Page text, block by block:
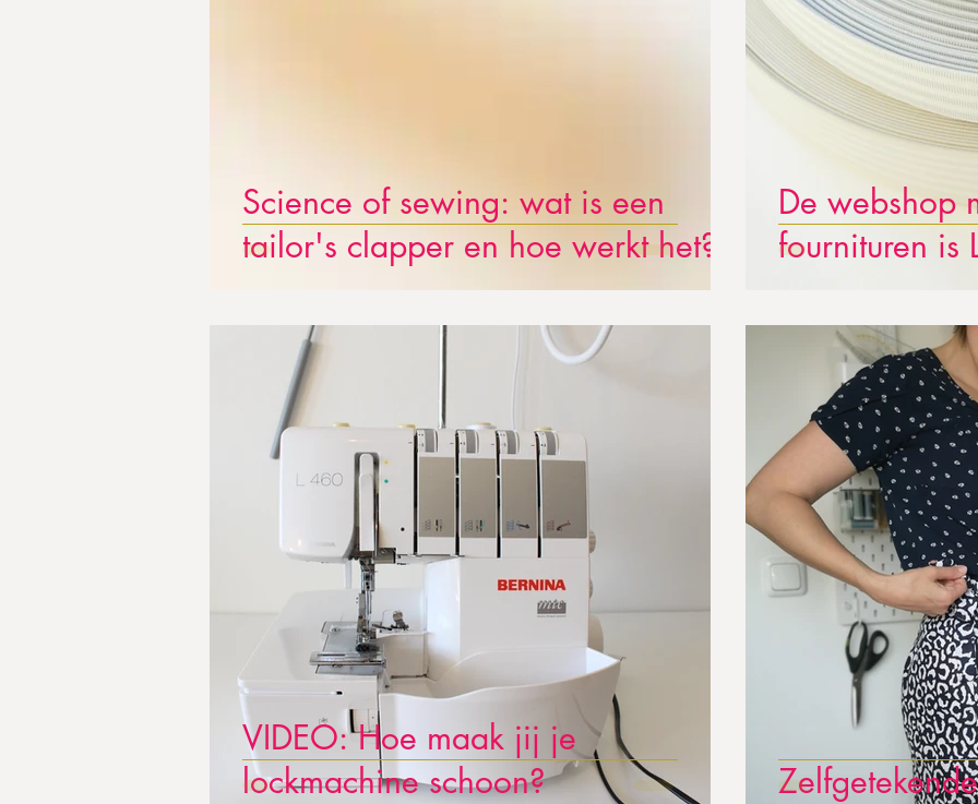
Science of sewing: wat is een
tailor's clapper en hoe werkt het?
De webshop
fournituren is
VIDEO: Hoe maak jij je
lockmachine schoon?